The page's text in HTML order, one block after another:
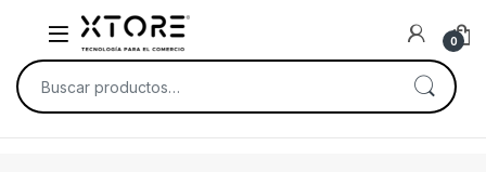
Skip to navigation
Skip to content
0
Buscar por: